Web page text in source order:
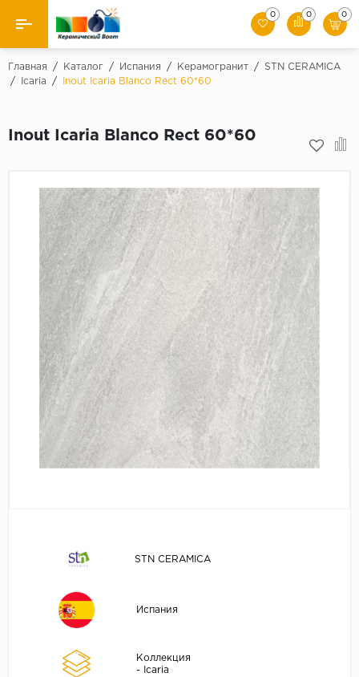
Назад
Керамическая плитка
Мозаики
Искусственный камень
Клинкер
0 0 0
Главная / Каталог / Испания / Керамогранит /
STN CERAMICA
/
Icaria / Inout Icaria Blanco Rect 60*60
Inout Icaria Blanco Rect 60*60
STN CERAMICA
Испания
Коллекция
- Icaria